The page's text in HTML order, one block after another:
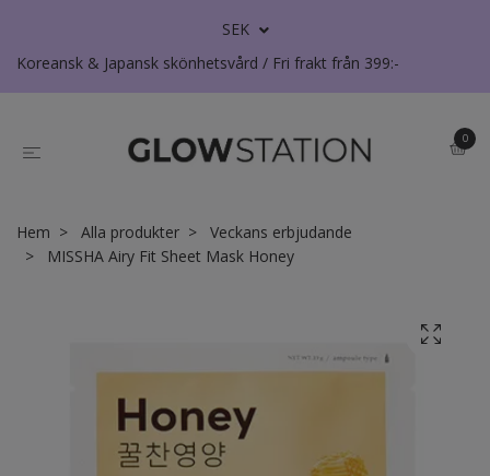
SEK
Koreansk & Japansk skönhetsvård / Fri frakt från 399:-
0
Hem Alla produkter
Veckans erbjudande
MISSHA Airy Fit Sheet Mask Honey